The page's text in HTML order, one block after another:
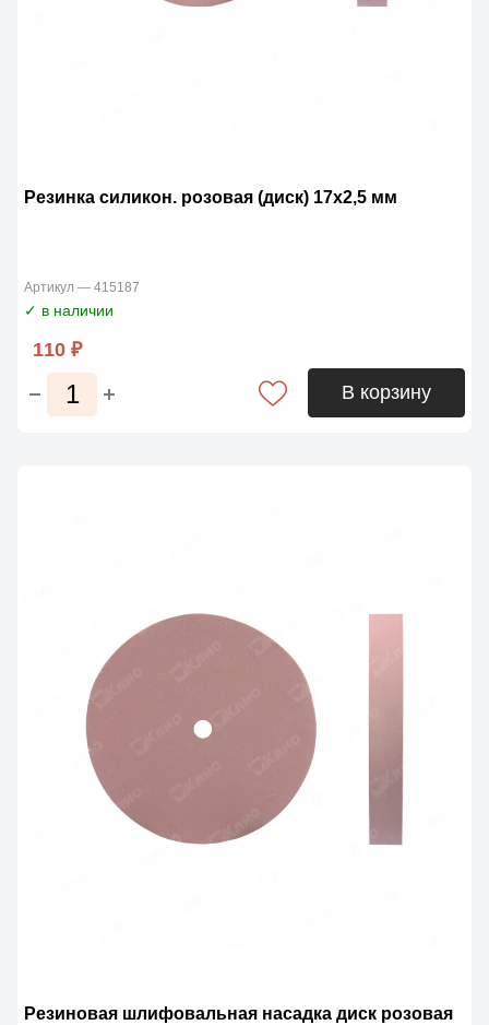
Резинка силикон. розовая (диск) 17х2,5 мм
Артикул — 415187
✓ в наличии
110 ₽
В корзину
Резиновая шлифовальная насадка диск розовая